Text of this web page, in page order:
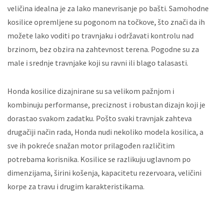
veličina idealna je za lako manevrisanje po bašti. Samohodne
kosilice opremljene su pogonom na točkove, što znači da ih
možete lako voditi po travnjaku i održavati kontrolu nad
brzinom, bez obzira na zahtevnost terena. Pogodne su za
male i srednje travnjake koji su ravni ili blago talasasti.
Honda kosilice dizajnirane su sa velikom pažnjom i
kombinuju performanse, preciznost i robustan dizajn koji je
dorastao svakom zadatku. Pošto svaki travnjak zahteva
drugačiji način rada, Honda nudi nekoliko modela kosilica, a
sve ih pokreće snažan motor prilagođen različitim
potrebama korisnika. Kosilice se razlikuju uglavnom po
dimenzijama, širini košenja, kapacitetu rezervoara, veličini
korpe za travu i drugim karakteristikama.